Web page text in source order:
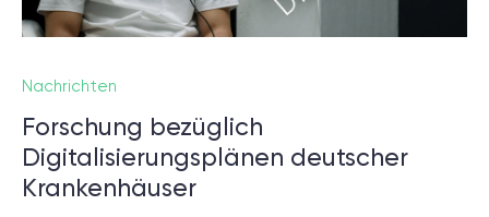
Nachrichten
Forschung bezüglich
Digitalisierungsplänen deutscher
Krankenhäuser